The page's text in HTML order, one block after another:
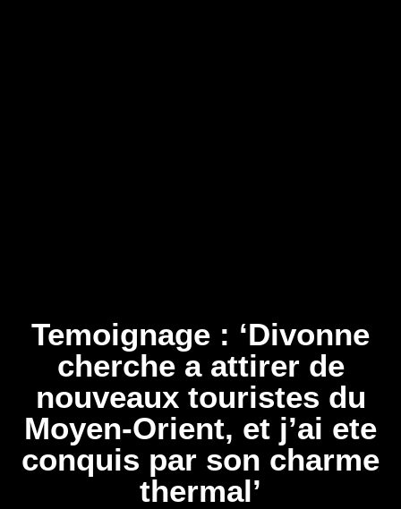
Temoignage : ‘Divonne
cherche a attirer de
nouveaux touristes du
Moyen-Orient, et j’ai ete
conquis par son charme
thermal’